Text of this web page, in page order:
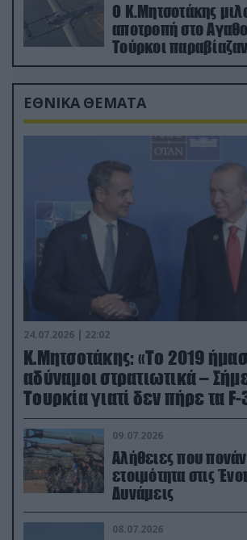
Ο Κ.Μητσοτάκης
αποτροπή στο
Τούρκοι
drone
ΕΘΝΙΚΑ ΘΕΜΑΤΑ
24.07.2026 | 22:02
Κ.Μητσοτάκης: «Το 2019
αδύναμοι στρατιωτικά –
Τουρκία γιατί δεν πήρε τα F-
(βίντεο)
09.07.2026
Αλήθειες που
ετοιμότητα στις
Δυνάμεις
08.07.2026